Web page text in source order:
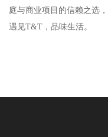
庭与商业项目的信赖之选
遇见T&T，品味生活。